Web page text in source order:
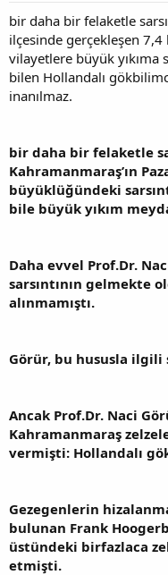
ş
a
t
a
n
ç
a
r
i
bir daha bir felaketle
ilçesinde gerçekleşen
vilayetlere büyük yıkıma
bilen Hollandalı
inanılmaz.
bir daha bir felaketle
Kahramanmaraş’ın
büyüklüğündeki
bile büyük yıkım
Daha evvel Prof.Dr.
sarsıntının gelmekte
alınmamıştı.
Görür, bu hususla ilgili
Ancak Prof.Dr. Naci
Kahramanmaraş
vermişti: Hollandalı
Gezegenlerin
bulunan Frank
üstündeki birfazlaca
etmişti.